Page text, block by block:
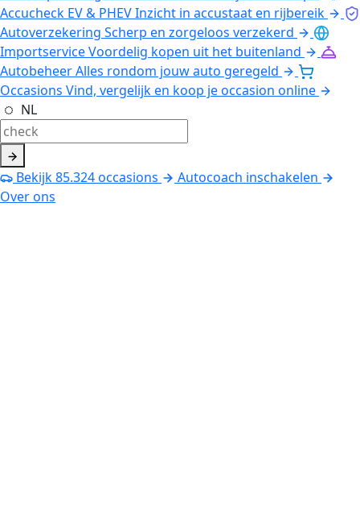
Accucheck EV & PHEVInzicht in accustaat en rijbereik
Autoverzekering Scherp en zorgeloos verzekerd
ImportserviceVoordelig kopen uit het buitenland
AutobeheerAlles rondom jouw auto geregeld
Occasions Vind, vergelijk en koop je occasion online
NL
Bekijk85.324occasions
Autocoach inschakelen
Over ons